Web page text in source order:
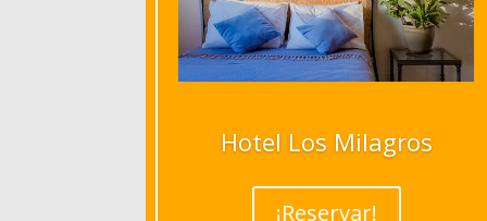
Hotel Los Milagros
¡Reservar!